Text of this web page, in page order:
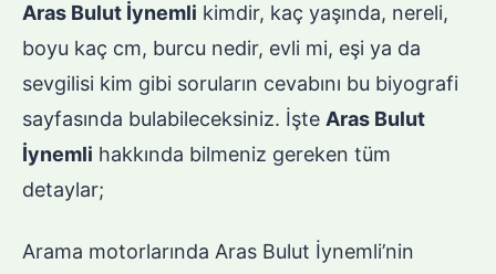
Aras Bulut İynemli kimdir, kaç yaşında, nereli,
boyu kaç cm, burcu nedir, evli mi, eşi ya da
sevgilisi kim gibi soruların cevabını bu biyografi
sayfasında bulabileceksiniz. İşte Aras Bulut
İynemli hakkında bilmeniz gereken tüm
detaylar;
Arama motorlarında Aras Bulut İynemli’nin